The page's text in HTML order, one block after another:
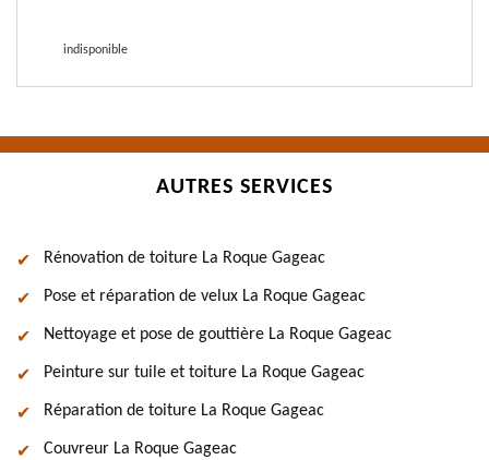
indisponible
AUTRES SERVICES
Rénovation de toiture La Roque Gageac
Pose et réparation de velux La Roque Gageac
Nettoyage et pose de gouttière La Roque Gageac
Peinture sur tuile et toiture La Roque Gageac
Réparation de toiture La Roque Gageac
Couvreur La Roque Gageac